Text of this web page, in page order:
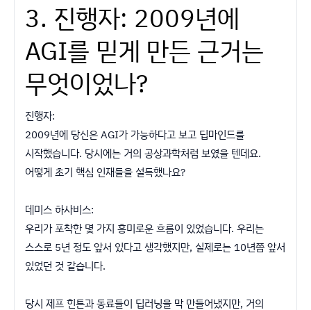
3. 진행자: 2009년에
AGI를 믿게 만든 근거는
무엇이었나?
진행자:
2009년에 당신은 AGI가 가능하다고 보고 딥마인드를
시작했습니다. 당시에는 거의 공상과학처럼 보였을 텐데요.
어떻게 초기 핵심 인재들을 설득했나요?
데미스 하사비스:
우리가 포착한 몇 가지 흥미로운 흐름이 있었습니다. 우리는
스스로 5년 정도 앞서 있다고 생각했지만, 실제로는 10년쯤 앞서
있었던 것 같습니다.
당시 제프 힌튼과 동료들이 딥러닝을 막 만들어냈지만, 거의